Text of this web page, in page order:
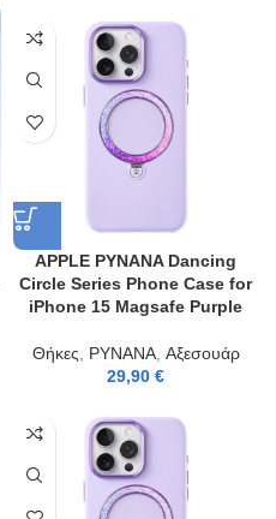
APPLE PYNANA Dancing
Circle Series Phone Case for
iPhone 15 Magsafe Purple
Θήκες PYNANA, Αξεσουάρ
29,90 €